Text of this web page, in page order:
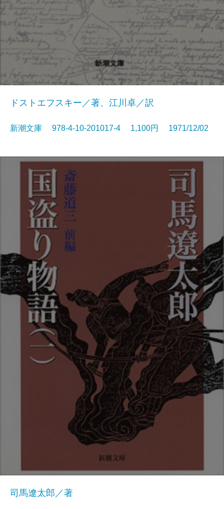
ドストエフスキー／著、江川卓／訳
新潮文庫 978-4-10-201017-4 1,100円 1971/12/02
司馬遼太郎／著